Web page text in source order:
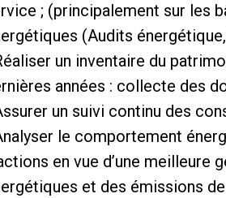
; (principalement sur les
(Audits
un inventaire du
années : collecte des
un suivi continu des
le comportement
en vue d’une
et des émissions